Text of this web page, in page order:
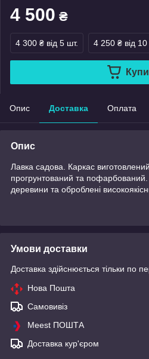
4 500 ₴
4 300 ₴ від 5 шт. 4 250 ₴ від
Опис Доставка Оплата
Опис
Лавка садова. Каркас
прогрунтований та пофарбований.
деревини та оброблені
Умови доставки
Доставка здійснюється тільки по
Нова Пошта
Самовивіз
Meest ПОШТА
Доставка кур'єром